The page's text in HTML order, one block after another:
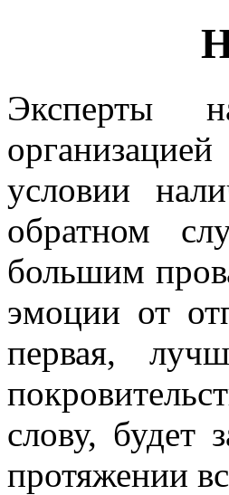
Эксперты
условии
обратном
большим
эмоции от
первая,
слову, будет
протяжении